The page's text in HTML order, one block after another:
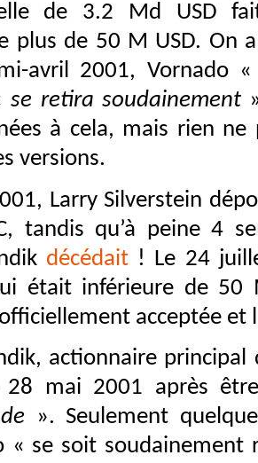
de 3.2 Md USD
plus de 50 M USD. On
avril 2001, Vornado
se retira soudainement
à cela, mais rien ne
versions.
Larry Silverstein
tandis qu’à peine 4
décédait ! Le 24
était inférieure de 50
acceptée et
actionnaire principal
28 mai 2001 après
». Seulement
« se soit soudainement